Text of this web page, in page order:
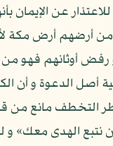
عن الإيمان
أرضهم أرض مكة
أوثانهم فهو من
أصل الدعوة و أن
مانع من
نتبع الهدى معك» و